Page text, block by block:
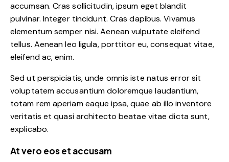
accumsan. Cras sollicitudin, ipsum eget blandit
pulvinar. Integer tincidunt. Cras dapibus. Vivamus
elementum semper nisi. Aenean vulputate eleifend
tellus. Aenean leo ligula, porttitor eu, consequat vitae,
eleifend ac, enim.
Sed ut perspiciatis, unde omnis iste natus error sit
voluptatem accusantium doloremque laudantium,
totam rem aperiam eaque ipsa, quae ab illo inventore
veritatis et quasi architecto beatae vitae dicta sunt,
explicabo.
At vero eos et accusam